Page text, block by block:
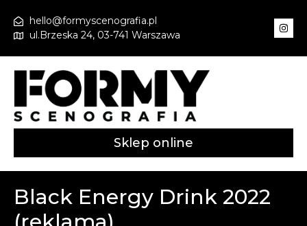
hello@formyscenografia.pl
ul.Brzeska 24, 03-741 Warszawa
Sklep online
Black Energy Drink 2022